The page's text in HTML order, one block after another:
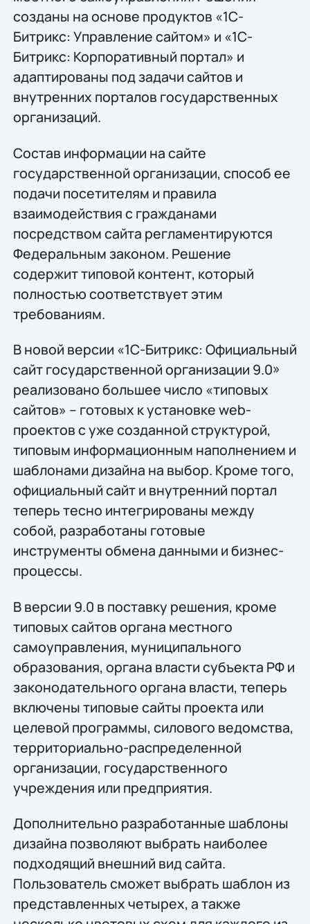
созданы на основе продуктов «1С-
Битрикс: Управление сайтом» и «1С-
Битрикс: Корпоративный портал» и
адаптированы под задачи сайтов и
внутренних порталов государственных
организаций.
Состав информации на сайте
государственной организации, способ ее
подачи посетителям и правила
взаимодействия с гражданами
посредством сайта регламентируются
Федеральным законом. Решение
содержит типовой контент, который
полностью соответствует этим
требованиям.
В новой версии «1С-Битрикс: Официальный
сайт государственной организации 9.0»
реализовано большее число «типовых
сайтов» – готовых к установке web-
проектов с уже созданной структурой,
типовым информационным наполнением и
шаблонами дизайна на выбор. Кроме того,
официальный сайт и внутренний портал
теперь тесно интегрированы между
собой, разработаны готовые
инструменты обмена данными и бизнес-
процессы.
В версии 9.0 в поставку решения, кроме
типовых сайтов органа местного
самоуправления, муниципального
образования, органа власти субъекта РФ и
законодательного органа власти, теперь
включены типовые сайты проекта или
целевой программы, силового ведомства,
территориально-распределенной
организации, государственного
учреждения или предприятия.
Дополнительно разработанные шаблоны
дизайна позволяют выбрать наиболее
подходящий внешний вид сайта.
Пользователь сможет выбрать шаблон из
представленных четырех, а также